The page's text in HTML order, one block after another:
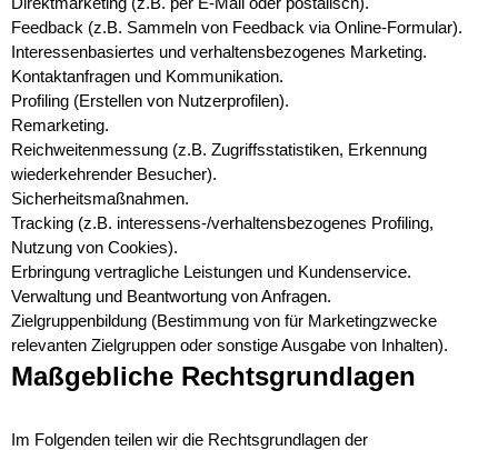
Feedback (z.B. Sammeln von Feedback via Online-Formular).
Interessenbasiertes und verhaltensbezogenes Marketing.
Kontaktanfragen und Kommunikation.
Profiling (Erstellen von Nutzerprofilen).
Remarketing.
Reichweitenmessung (z.B. Zugriffsstatistiken, Erkennung
wiederkehrender Besucher).
Sicherheitsmaßnahmen.
Tracking (z.B. interessens-/verhaltensbezogenes Profiling,
Nutzung von Cookies).
Erbringung vertragliche Leistungen und Kundenservice.
Verwaltung und Beantwortung von Anfragen.
Zielgruppenbildung (Bestimmung von für Marketingzwecke
relevanten Zielgruppen oder sonstige Ausgabe von Inhalten).
Maßgebliche Rechtsgrundlagen
Im Folgenden teilen wir die Rechtsgrundlagen der